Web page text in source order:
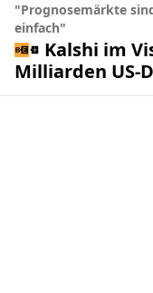
"Prognosemärkte
einfach"
Kalshi im
Milliarden US-